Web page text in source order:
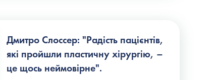
Дмитро Слоссер: "Радість пацієнтів,
які пройшли пластичну хірургію, –
це щось неймовірне".